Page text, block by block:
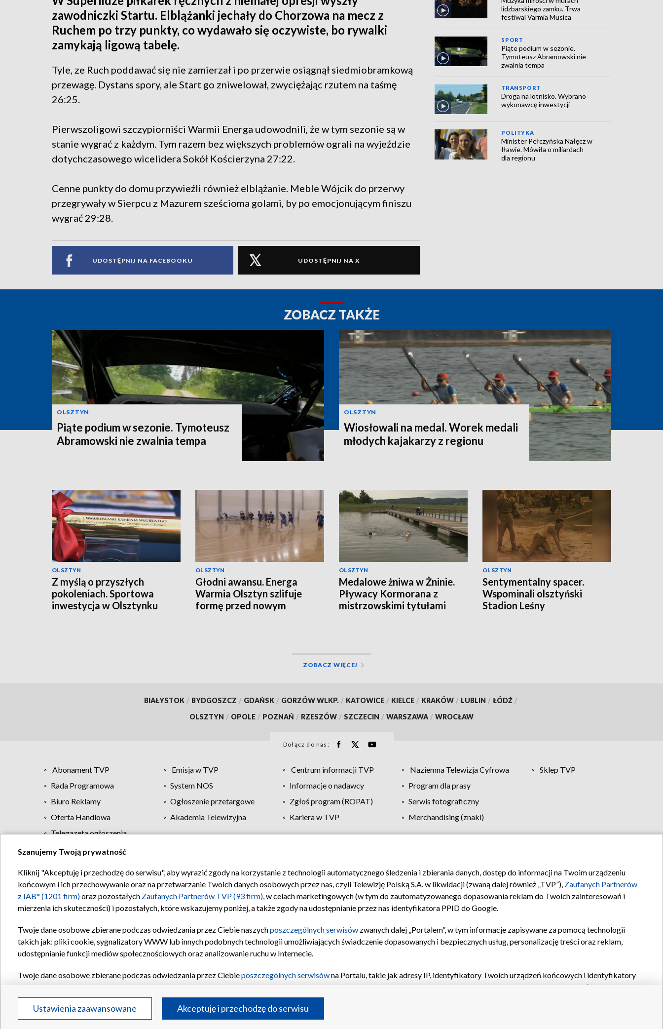
zawodniczki Startu. Elblążanki jechały do Chorzowa na mecz z
Ruchem po trzy punkty, co wydawało się oczywiste, bo rywalki
zamykają ligową tabelę.
Tyle, ze Ruch poddawać się nie zamierzał i po przerwie osiągnął siedmiobramkową
przewagę. Dystans spory, ale Start go zniwelował, zwyciężając rzutem na taśmę
26:25.
Pierwszoligowi szczypiorniści Warmii Energa udowodnili, że w tym sezonie są w
stanie wygrać z każdym. Tym razem bez większych problemów ograli na wyjeździe
dotychczasowego wicelidera Sokół Kościerzyna 27:22.
Cenne punkty do domu przywieźli również elblążanie. Meble Wójcik do przerwy
przegrywały w Sierpcu z Mazurem sześcioma golami, by po emocjonującym finiszu
wygrać 29:28.
UDOSTĘPNIJ NA FACEBOOKU UDOSTĘPNIJ NA X
lidzbarskiego zamku. Trwa
festiwal Varmia Musica
SPORT
Piąte podium w sezonie.
Tymoteusz Abramowski nie
zwalnia tempa
TRANSPORT
Droga na lotnisko. Wybrano
wykonawcę inwestycji
POLITYKA
Minister Pełczyńska Nałęcz w
Iławie. Mówiła o miliardach
dla regionu
ZOBACZ TAKŻE
OLSZTYN
Piąte podium w sezonie. Tymoteusz
Abramowski nie zwalnia tempa
OLSZTYN
Wiosłowali na medal. Worek medali
młodych kajakarzy z regionu
OLSZTYN
Z myślą o przyszłych
pokoleniach. Sportowa
inwestycja w Olsztynku
OLSZTYN
Głodni awansu. Energa
Warmia Olsztyn szlifuje
formę przed nowym
OLSZTYN
Medalowe żniwa w Żninie.
Pływacy Kormorana z
mistrzowskimi tytułami
OLSZTYN
Sentymentalny spacer.
Wspominali olsztyński
Stadion Leśny
ZOBACZ WIĘCEJ
BIAŁYSTOK / BYDGOSZCZ / GDAŃSK / GORZÓW WLKP. / KATOWICE / KIELCE / KRAKÓW / LUBLIN / ŁÓDŹ /
OLSZTYN / OPOLE / POZNAŃ / RZESZÓW / SZCZECIN / WARSZAWA / WROCŁAW
Dołącz do nas:
Abonament TVP Emisja w TVP Centrum informacji TVP Naziemna Telewizja Cyfrowa
Sklep TVP
Rada Programowa
System NOS Informacje o nadawcy
Program dla prasy
Biuro Reklamy
Ogłoszenie przetargowe Zgłoś program (ROPAT)
Serwis fotograficzny
Oferta Handlowa
Akademia Telewizyjna Kariera w TVP
Merchandising (znaki)
Telegazeta ogłoszenia
Regulamin TVP Polityka prywatności Moje zgody Pomoc Biuro reklamy Kontakt
Szanujemy Twoją prywatność
Kliknij "Akceptuję i przechodzę do serwisu", aby wyrazić zgody na korzystanie z technologii automatycznego śledzenia i zbierania danych, dostęp do informacji na Twoim urządzeniu
końcowym i ich przechowywanie oraz na przetwarzanie Twoich danych osobowych przez nas, czyli Telewizję Polską S.A. w likwidacji (zwaną dalej również „TVP”), Zaufanych Partnerów
z IAB* (1201 firm)oraz pozostałych Zaufanych Partnerów TVP (93 firm), w celach marketingowych (w tym do zautomatyzowanego dopasowania reklam do Twoich zainteresowań i
mierzenia ich skuteczności) i pozostałych, które wskazujemy poniżej, a także zgody na udostępnianie przez nas identyfikatora PPID do Google.
Twoje dane osobowe zbierane podczas odwiedzania przez Ciebie naszychposzczególnych serwisów zwanych dalej „Portalem”, w tym informacje zapisywane za pomocą technologii
takich jak: pliki cookie, sygnalizatory WWW lub innych podobnych technologii umożliwiających świadczenie dopasowanych i bezpiecznych usług, personalizację treści oraz reklam,
udostępnianie funkcji mediów społecznościowych oraz analizowanie ruchu w Internecie.
Twoje dane osobowe zbierane podczas odwiedzania przez Ciebieposzczególnych serwisówna Portalu, takie jak adresy IP, identyfikatory Twoich urządzeń końcowych i identyfikatory
oraz pozostałych
Partnerów TVPdla realizacji następujących celów i funkcji: przechowywania informacji na urządzeniu lub dostęp do nich, wyboru podstawowych reklam, wyboru spersonalizowanych
reklam, tworzenia profilu spersonalizowanych reklam, tworzenia profilu spersonalizowanych treści, wyboru spersonalizowanych treści, pomiaru wydajności reklam, pomiaru wydajności
treści, stosowania badań rynkowych w celu generowania opinii odbiorców, opracowywania i ulepszania produktów, zapewnienia bezpieczeństwa, zapobiegania oszustwom i usuwania
Ustawienia zaawansowane Akceptuję i przechodzę do serwisu